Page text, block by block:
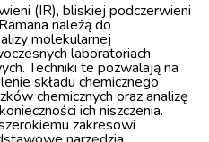
(IR), bliskiej podczerwieni
należą do
molekularnej
laboratoriach
Techniki te pozwalają na
składu chemicznego
chemicznych oraz analizę
ich niszczenia.
zakresowi